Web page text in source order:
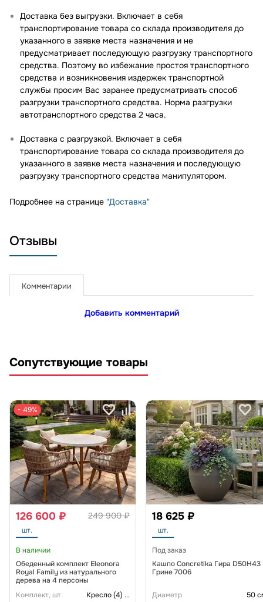
Доставка без выгрузки. Включает в себя
транспортирование товара со склада производителя до
указанного в заявке места назначения и не
предусматривает последующую разгрузку транспортного
средства. Поэтому во избежание простоя транспортного
средства и возникновения издержек транспортной
службы просим Вас заранее предусматривать способ
разгрузки транспортного средства. Норма разгрузки
автотранспортного средства 2 часа.
Доставка с разгрузкой. Включает в себя
транспортирование товара со склада производителя до
указанного в заявке места назначения и последующую
разгрузку транспортного средства манипулятором.
Подробнее на странице "Доставка"
Отзывы
Комментарии
Добавить комментарий
Сопутствующие товары
− 49%
249 900 ₽
126 600 ₽
шт.
В наличии
Обеденный комплект Eleonora
Royal Family из натурального
дерева на 4 персоны
Комплект, шт.
Кресло (4) ...
18 625 ₽
шт.
Под заказ
Кашпо Concretika Гира D50H43
Грине 7006
Диаметр
50